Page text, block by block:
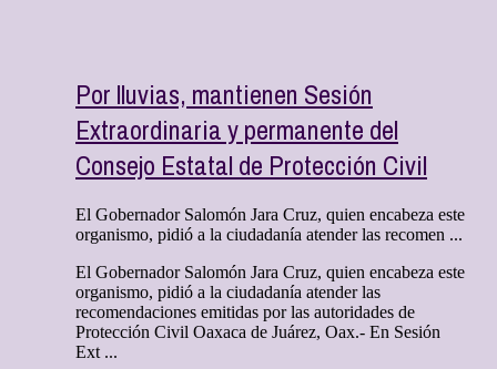
Por lluvias, mantienen Sesión
Extraordinaria y permanente del
Consejo Estatal de Protección Civil
El Gobernador Salomón Jara Cruz, quien encabeza este
organismo, pidió a la ciudadanía atender las recomen ...
El Gobernador Salomón Jara Cruz, quien encabeza este
organismo, pidió a la ciudadanía atender las
recomendaciones emitidas por las autoridades de
Protección Civil Oaxaca de Juárez, Oax.- En Sesión
Ext ...